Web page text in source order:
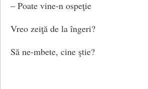
– Poate vine-n ospeţie
Vreo zeiţă de la îngeri?
Să ne-mbete, cine ştie?